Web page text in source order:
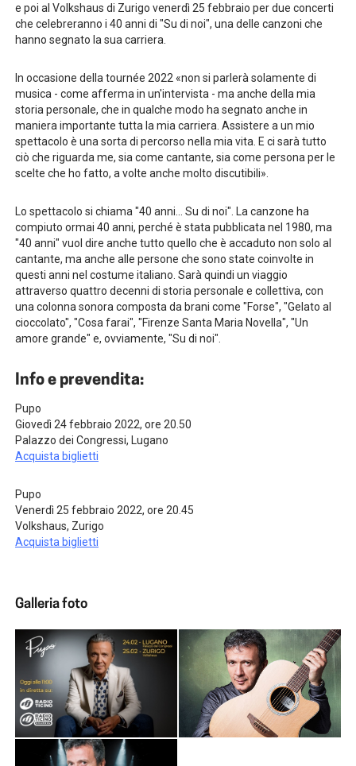
e poi al Volkshaus di Zurigo venerdì 25 febbraio per due concerti
che celebreranno i 40 anni di "Su di noi", una delle canzoni che
hanno segnato la sua carriera.
In occasione della tournée 2022 «non si parlerà solamente di
musica - come afferma in un'intervista - ma anche della mia
storia personale, che in qualche modo ha segnato anche in
maniera importante tutta la mia carriera. Assistere a un mio
spettacolo è una sorta di percorso nella mia vita. E ci sarà tutto
ciò che riguarda me, sia come cantante, sia come persona per le
scelte che ho fatto, a volte anche molto discutibili».
Lo spettacolo si chiama "40 anni... Su di noi". La canzone ha
compiuto ormai 40 anni, perché è stata pubblicata nel 1980, ma
"40 anni" vuol dire anche tutto quello che è accaduto non solo al
cantante, ma anche alle persone che sono state coinvolte in
questi anni nel costume italiano. Sarà quindi un viaggio
attraverso quattro decenni di storia personale e collettiva, con
una colonna sonora composta da brani come "Forse", "Gelato al
cioccolato", "Cosa farai", "Firenze Santa Maria Novella", "Un
amore grande" e, ovviamente, "Su di noi".
Info e prevendita:‍
Pupo
Giovedì 24 febbraio 2022, ore 20.50
Palazzo dei Congressi, Lugano
Acquista biglietti
Pupo
Venerdì 25 febbraio 2022, ore 20.45
Volkshaus, Zurigo
Acquista biglietti
Galleria foto